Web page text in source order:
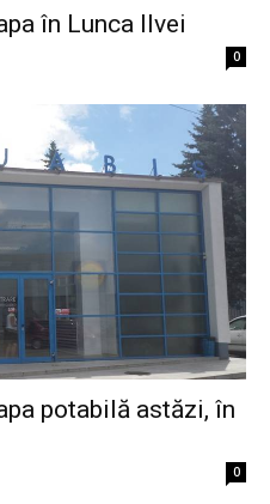
în Lunca Ilvei
0
potabilă astăzi, în
0